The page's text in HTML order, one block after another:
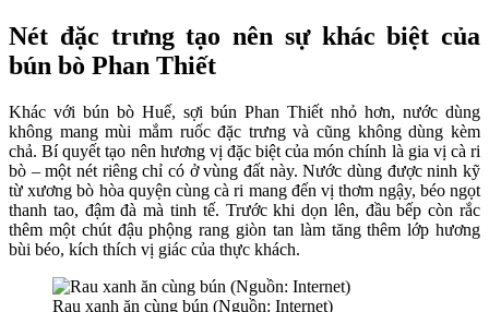
Nét đặc trưng tạo nên sự khác biệt của
bún bò Phan Thiết
Khác với bún bò Huế, sợi bún Phan Thiết nhỏ hơn, nước dùng
không mang mùi mắm ruốc đặc trưng và cũng không dùng kèm
chả. Bí quyết tạo nên hương vị đặc biệt của món chính là gia vị cà ri
bò – một nét riêng chỉ có ở vùng đất này. Nước dùng được ninh kỹ
từ xương bò hòa quyện cùng cà ri mang đến vị thơm ngậy, béo ngọt
thanh tao, đậm đà mà tinh tế. Trước khi dọn lên, đầu bếp còn rắc
thêm một chút đậu phộng rang giòn tan làm tăng thêm lớp hương
bùi béo, kích thích vị giác của thực khách.
Rau xanh ăn cùng bún (Nguồn: Internet)